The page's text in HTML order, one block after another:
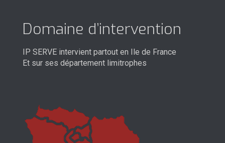
Domaine d’intervention
IP SERVE intervient partout en Ile de France
Et sur ses département limitrophes